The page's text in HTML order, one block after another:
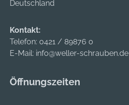
Deutschland
Kontakt:
Telefon: 0421 / 89876 0
E-Mail: info@weller-schrauben.de
Öffnungszeiten